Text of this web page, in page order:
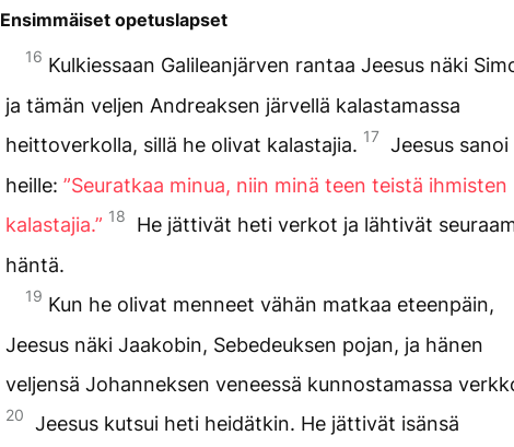
Ensimmäiset opetuslapset
16 Kulkiessaan Galileanjärven rantaa Jeesus näki
ja tämän veljen Andreaksen järvellä kalastamassa
heittoverkolla, sillä he olivat kalastajia. 17 Jeesus sanoi
heille: ”Seuratkaa minua, niin minä teen teistä ihmisten
kalastajia.” 18
He jättivät heti verkot ja lähtivät
häntä.
19 Kun he olivat menneet vähän matkaa eteenpäin,
Jeesus näki Jaakobin, Sebedeuksen pojan, ja hänen
veljensä Johanneksen veneessä kunnostamassa
20
Jeesus kutsui heti heidätkin. He jättivät isänsä